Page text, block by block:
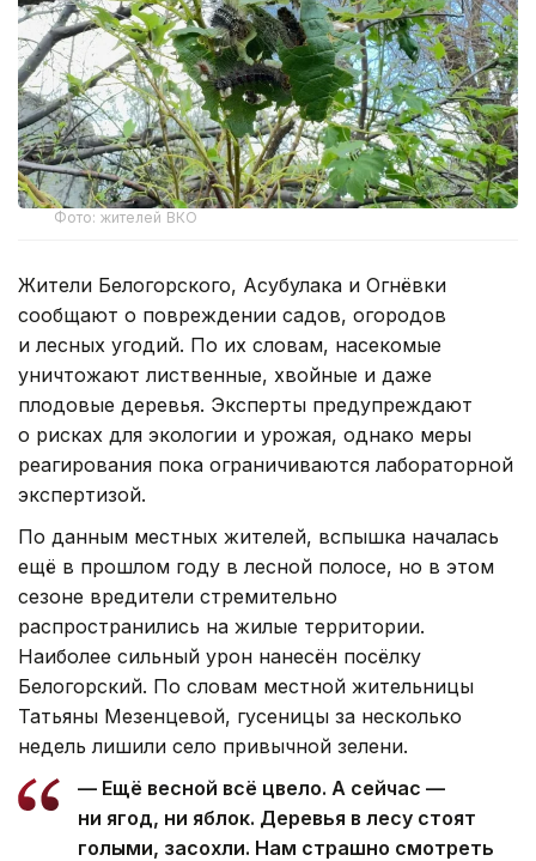
Фото: жителей ВКО
Жители Белогорского, Асубулака и Огнёвки
сообщают о повреждении садов, огородов
и лесных угодий. По их словам, насекомые
уничтожают лиственные, хвойные и даже
плодовые деревья. Эксперты предупреждают
о рисках для экологии и урожая, однако меры
реагирования пока ограничиваются лабораторной
экспертизой.
По данным местных жителей, вспышка началась
ещё в прошлом году в лесной полосе, но в этом
сезоне вредители стремительно
распространились на жилые территории.
Наиболее сильный урон нанесён посёлку
Белогорский. По словам местной жительницы
Татьяны Мезенцевой, гусеницы за несколько
недель лишили село привычной зелени.
— Ещё весной всё цвело. А сейчас —
ни ягод, ни яблок. Деревья в лесу стоят
голыми, засохли. Нам страшно смотреть